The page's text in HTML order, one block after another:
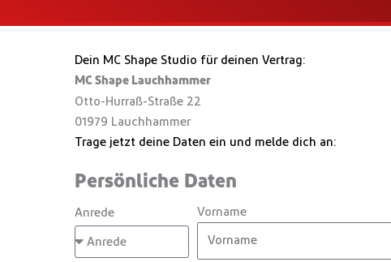
Dein MC Shape Studio für deinen Vertrag:
MC Shape Lauchhammer
Otto-Hurraß-Straße 22
01979 Lauchhammer
Trage jetzt deine Daten ein und melde dich an:
Persönliche Daten
Anrede Vorname